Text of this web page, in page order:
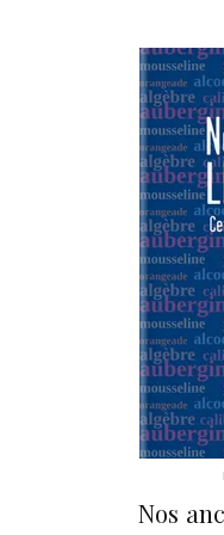
Nos